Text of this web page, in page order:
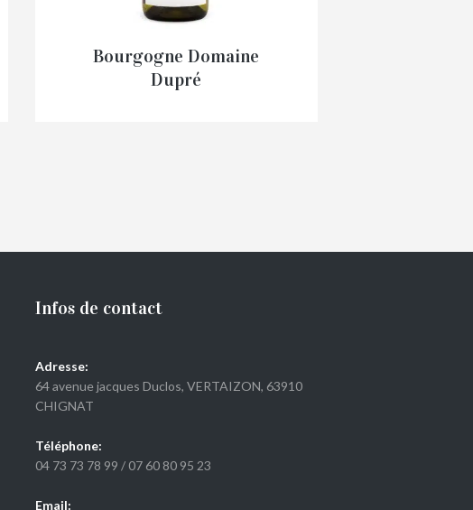
Bourgogne Domaine
Dupré
Infos de contact
Adresse:
64 avenue jacques Duclos, VERTAIZON, 63910
CHIGNAT
Téléphone:
04 73 73 78 99 / 07 60 80 95 23
Email: